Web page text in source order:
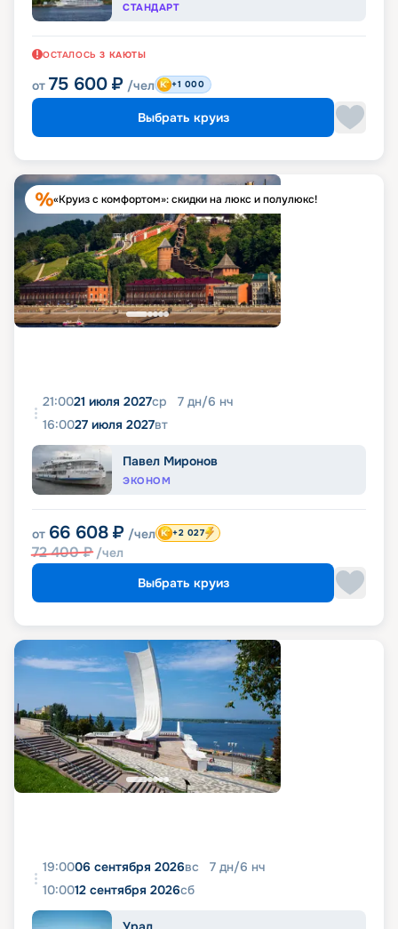
СТАНДАРТ
ОСТАЛОСЬ 3 КАЮТЫ
от 75 600 ₽ /чел +1 000
Выбрать круиз
«Круиз с комфортом»: скидки на люкс и полулюкс!
21:0021 июля 2027ср 7 дн/6 нч
16:0027 июля 2027вт
Павел Миронов
ЭКОНОМ
от 66 608 ₽ /чел
72 400₽ /чел
+2 027
Выбрать круиз
19:0006 сентября 2026вс 7 дн/6 нч
10:0012 сентября 2026сб